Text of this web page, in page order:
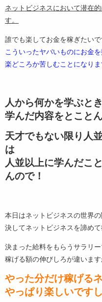
ネットビジネスにおいて潜在
す。
誰でも楽してお金を稼ぎたい
こういったヤバいものにお金
楽どころか苦しむことになりま
人から何かを学ぶと
学んだ内容をとこと
天才でもない限り人
は
人並以上に学んだこ
んので！
本日はネットビジネスの世界
決してネットビジネスを諦め
決まった給料をもらうサラリ
稼げる額の伸びしろが違います
やった分だけ稼げる
やっぱり楽しいです